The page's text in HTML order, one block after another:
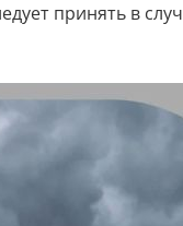
принять в